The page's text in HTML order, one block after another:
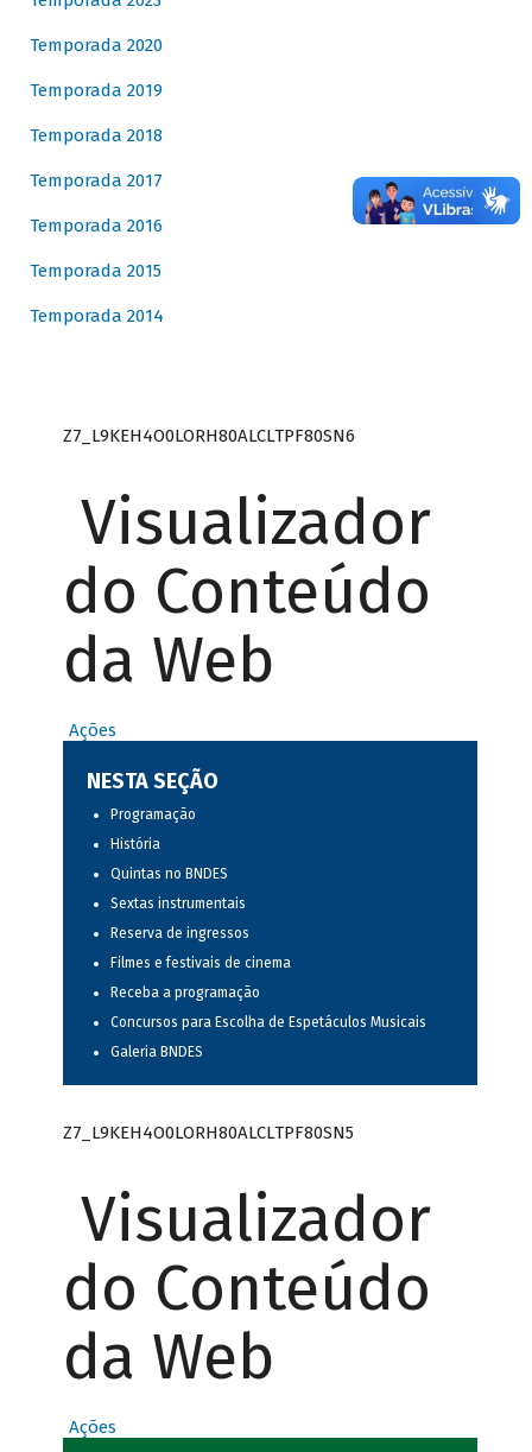
Temporada 2020
Temporada 2019
Temporada 2018
Temporada 2017
Temporada 2016
Temporada 2015
Temporada 2014
Z7_L9KEH4O0LORH80ALCLTPF80SN6
Visualizador
do Conteúdo
da Web
Ações
NESTA SEÇÃO
Programação
História
Quintas no BNDES
Sextas instrumentais
Reserva de ingressos
Filmes e festivais de cinema
Receba a programação
Concursos para Escolha de Espetáculos Musicais
Galeria BNDES
Z7_L9KEH4O0LORH80ALCLTPF80SN5
Visualizador
do Conteúdo
da Web
Ações